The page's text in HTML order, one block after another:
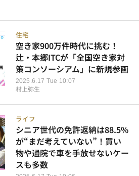
住宅
2025.6.17 Tue 10:07
空き家900万件時代に挑む！
辻・本郷ITCが「全国空き家対
策コンソーシアム」に新規参画
村上弥生
ライフ
シニア世代の免許返納は88.5%
が“まだ考えていない”！買い
物や通院で車を手放せないケー
スも多数